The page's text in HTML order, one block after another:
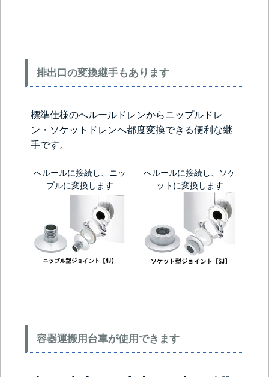
排出口の変換継手もあります
標準仕様のへルールドレンからニップルドレ
ン・ソケットドレンへ都度変換できる便利な継
手です。
へルールに接続し、ニッ
プルに変換します
へルールに接続し、ソケ
ットに変換します
容器運搬用台車が使用できます